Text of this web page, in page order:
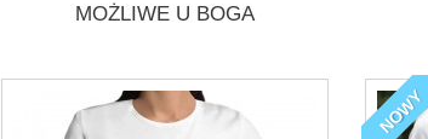
MOŻLIWE U BOGA
NOWY